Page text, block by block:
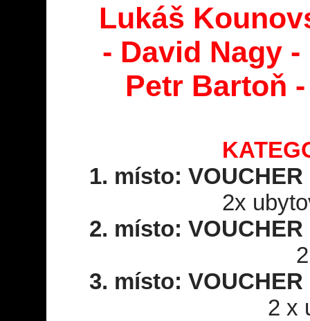
Lukáš
- David Nagy
Petr Bartoň
1. místo:
2x
2. místo:
3. místo:
2 x